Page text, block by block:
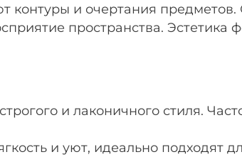
контуры и очертания
пространства.
и лаконичного стиля.
и уют, идеально подходят